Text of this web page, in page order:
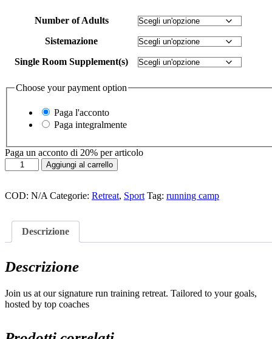
Number of Adults
Sistemazione
Single Room Supplement(s)
Choose your payment option
Paga l'acconto
Paga integralmente
Paga un acconto di 20% per articolo
Well
Aggiungi al carrello
COD: N/A Categorie: Retreat, Sport Tag: running camp
Descrizione
Descrizione
Join us at our signature run training retreat. Tailored to your goals,
hosted by top coaches